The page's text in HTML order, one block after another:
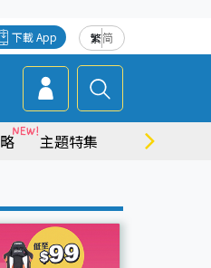
繁简
下載 App
主題特集 商場情報